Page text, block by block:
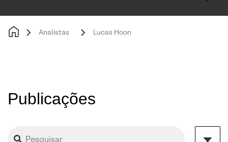
Analistas Lucas Hoon
Publicações